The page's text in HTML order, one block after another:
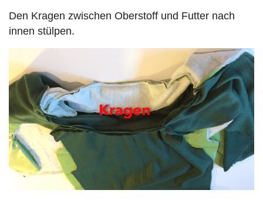
Den Kragen zwischen Oberstoff und Futter nach
innen stülpen.